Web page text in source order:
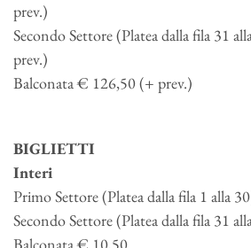
prev.)
Secondo Settore (Platea dalla fila 31
prev.)
Balconata € 126,50 (+ prev.)
BIGLIETTI
Interi
Primo Settore (Platea dalla fila 1 alla
Secondo Settore (Platea dalla fila 31